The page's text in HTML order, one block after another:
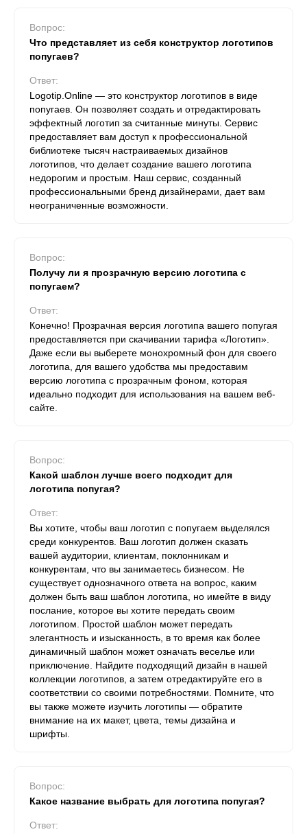
Вопрос:
Что представляет из себя конструктор логотипов
попугаев?
Ответ:
Logotip.Online — это конструктор логотипов в виде
попугаев. Он позволяет создать и отредактировать
эффектный логотип за считанные минуты. Сервис
предоставляет вам доступ к профессиональной
библиотеке тысяч настраиваемых дизайнов
логотипов, что делает создание вашего логотипа
недорогим и простым. Наш сервис, созданный
профессиональными бренд дизайнерами, дает вам
неограниченные возможности.
Вопрос:
Получу ли я прозрачную версию логотипа с
попугаем?
Ответ:
Конечно! Прозрачная версия логотипа вашего попугая
предоставляется при скачивании тарифа «Логотип».
Даже если вы выберете монохромный фон для своего
логотипа, для вашего удобства мы предоставим
версию логотипа с прозрачным фоном, которая
идеально подходит для использования на вашем веб-
сайте.
Вопрос:
Какой шаблон лучше всего подходит для
логотипа попугая?
Ответ:
Вы хотите, чтобы ваш логотип с попугаем выделялся
среди конкурентов. Ваш логотип должен сказать
вашей аудитории, клиентам, поклонникам и
конкурентам, что вы занимаетесь бизнесом. Не
существует однозначного ответа на вопрос, каким
должен быть ваш шаблон логотипа, но имейте в виду
послание, которое вы хотите передать своим
логотипом. Простой шаблон может передать
элегантность и изысканность, в то время как более
динамичный шаблон может означать веселье или
приключение. Найдите подходящий дизайн в нашей
коллекции логотипов, а затем отредактируйте его в
соответствии со своими потребностями. Помните, что
вы также можете изучить логотипы — обратите
внимание на их макет, цвета, темы дизайна и
шрифты.
Вопрос:
Какое название выбрать для логотипа попугая?
Ответ: